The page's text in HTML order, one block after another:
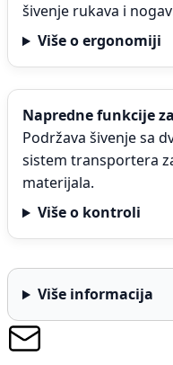
šivenje rukava i
Više o ergonomiji
Napredne funkcije
Podržava šivenje sa
sistem transportera
materijala.
Više o kontroli
Više informacija